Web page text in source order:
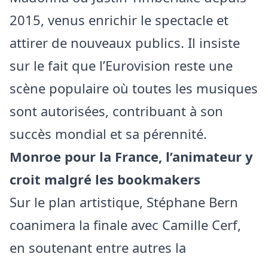
2015, venus enrichir le spectacle et
attirer de nouveaux publics. Il insiste
sur le fait que l’Eurovision reste une
scène populaire où toutes les musiques
sont autorisées, contribuant à son
succès mondial et sa pérennité.
Monroe pour la France, l’animateur y
croit malgré les bookmakers
Sur le plan artistique, Stéphane Bern
coanimera la finale avec Camille Cerf,
en soutenant entre autres la